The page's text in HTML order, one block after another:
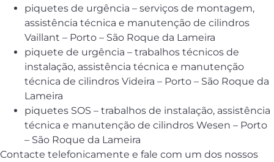
piquetes de urgência – serviços de montagem,
assistência técnica e manutenção de cilindros
Vaillant – Porto – São Roque da Lameira
piquete de urgência – trabalhos técnicos de
instalação, assistência técnica e manutenção
técnica de cilindros Videira – Porto – São Roque da
Lameira
piquetes SOS – trabalhos de instalação, assistência
técnica e manutenção de cilindros Wesen – Porto
– São Roque da Lameira
Contacte telefonicamente e fale com um dos nossos